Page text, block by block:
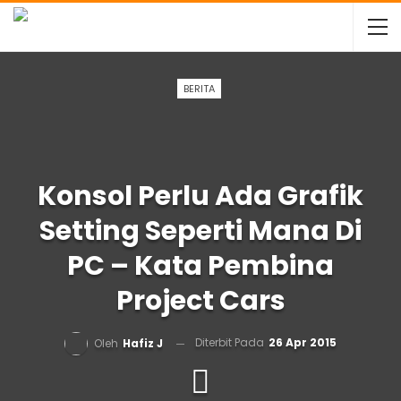
BERITA
Konsol Perlu Ada Grafik
Setting Seperti Mana Di
PC – Kata Pembina
Project Cars
Oleh Hafiz J Diterbit Pada 26 Apr 2015